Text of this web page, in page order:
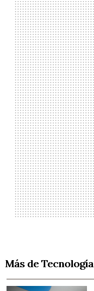
Más de Tecnología